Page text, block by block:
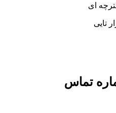
ای
تایی
تماس